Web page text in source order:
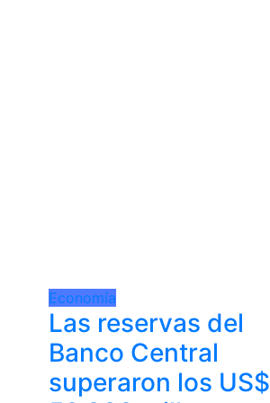
Economía
Las reservas del
Banco Central
superaron los US$